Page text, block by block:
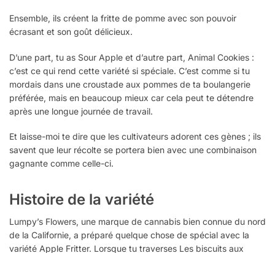
Ensemble, ils créent la fritte de pomme avec son pouvoir
écrasant et son goût délicieux.
D’une part, tu as Sour Apple et d’autre part, Animal Cookies :
c’est ce qui rend cette variété si spéciale. C’est comme si tu
mordais dans une croustade aux pommes de ta boulangerie
préférée, mais en beaucoup mieux car cela peut te détendre
après une longue journée de travail.
Et laisse-moi te dire que les cultivateurs adorent ces gènes ; ils
savent que leur récolte se portera bien avec une combinaison
gagnante comme celle-ci.
Histoire de la variété
Lumpy’s Flowers, une marque de cannabis bien connue du nord
de la Californie, a préparé quelque chose de spécial avec la
variété Apple Fritter. Lorsque tu traverses Les biscuits aux